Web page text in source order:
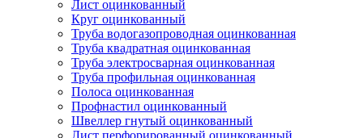
Лист оцинкованный
Круг оцинкованный
Труба водогазопроводная оцинкованная
Труба квадратная оцинкованная
Труба электросварная оцинкованная
Труба профильная оцинкованная
Полоса оцинкованная
Профнастил оцинкованный
Швеллер гнутый оцинкованный